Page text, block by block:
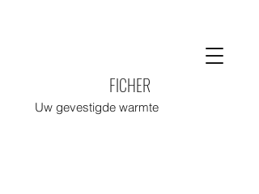
FICHER
Uw gevestigde warmte